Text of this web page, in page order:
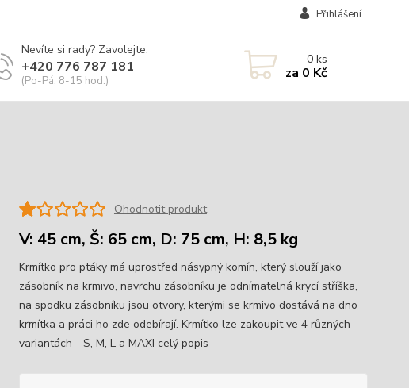
Přihlášení
Nevíte si rady? Zavolejte.
+420 776 787 181
(Po-Pá, 8-15 hod.)
0ks
za 0 Kč
Ohodnotit produkt
V: 45 cm, Š: 65 cm, D: 75 cm, H: 8,5 kg
Krmítko pro ptáky má uprostřed násypný komín, který slouží jako
zásobník na krmivo, navrchu zásobníku je odnímatelná krycí stříška,
na spodku zásobníku jsou otvory, kterými se krmivo dostává na dno
krmítka a práci ho zde odebírají. Krmítko lze zakoupit ve 4 různých
variantách - S, M, L a MAXI celý popis